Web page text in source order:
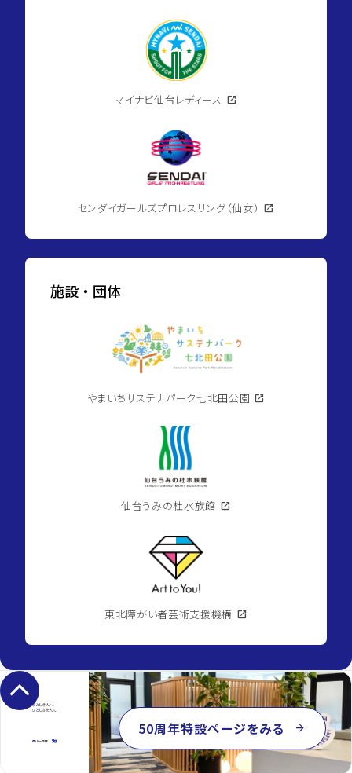
マイナビ仙台レディース open_in_new
センダイガールズプロレスリング（仙女） open_in_new
施設・団体
やまいちサステナパーク七北田公園 open_in_new
仙台うみの杜水族館 open_in_new
東北障がい者芸術支援機構 open_in_new
keyboard_arrow_up
50周年特設ページをみる arrow_forward